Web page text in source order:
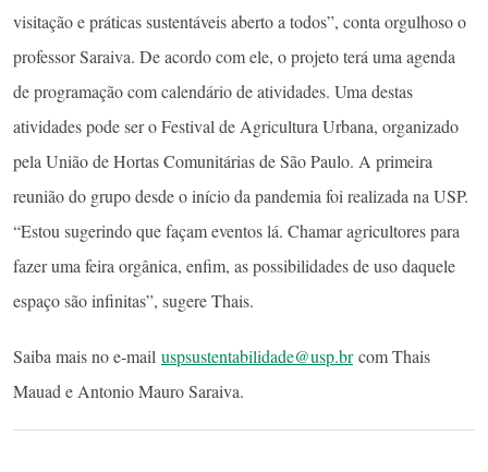
visitação e práticas sustentáveis aberto a todos”, conta orgulhoso o
professor Saraiva. De acordo com ele, o projeto terá uma agenda
de programação com calendário de atividades. Uma destas
atividades pode ser o Festival de Agricultura Urbana, organizado
pela União de Hortas Comunitárias de São Paulo. A primeira
reunião do grupo desde o início da pandemia foi realizada na USP.
“Estou sugerindo que façam eventos lá. Chamar agricultores para
fazer uma feira orgânica, enfim, as possibilidades de uso daquele
espaço são infinitas”, sugere Thais.
Saiba mais no e-mail uspsustentabilidade@usp.brcom Thais
Mauad e Antonio Mauro Saraiva.